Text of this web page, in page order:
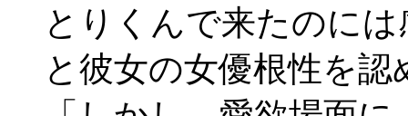
とりくんで来たのに
と彼女の女優根性を